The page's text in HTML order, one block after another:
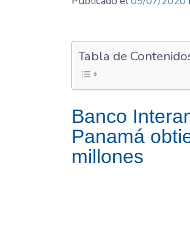
Tabla de
Banco
Panamá
millones